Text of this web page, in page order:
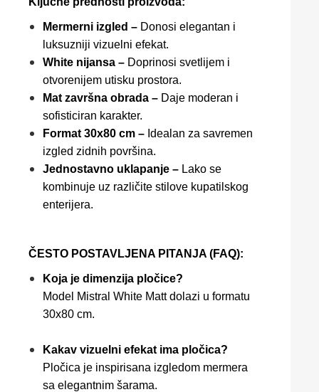
Mermerni izgled – Donosi elegantan i
luksuzniji vizuelni efekat.
White nijansa – Doprinosi svetlijem i
otvorenijem utisku prostora.
Mat završna obrada – Daje moderan i
sofisticiran karakter.
Format 30x80 cm – Idealan za savremen
izgled zidnih površina.
Jednostavno uklapanje – Lako se
kombinuje uz različite stilove kupatilskog
enterijera.
ČESTO POSTAVLJENA PITANJA (FAQ):
Koja je dimenzija pločice?
Model Mistral White Matt dolazi u formatu
30x80 cm.
Kakav vizuelni efekat ima pločica?
Pločica je inspirisana izgledom mermera
sa elegantnim šarama.